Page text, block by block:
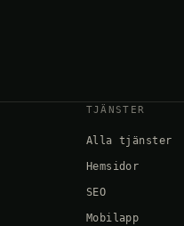
TJÄNSTER
Alla tjänster
Hemsidor
SEO
Mobilapp